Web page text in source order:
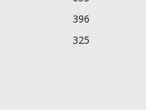
396
325